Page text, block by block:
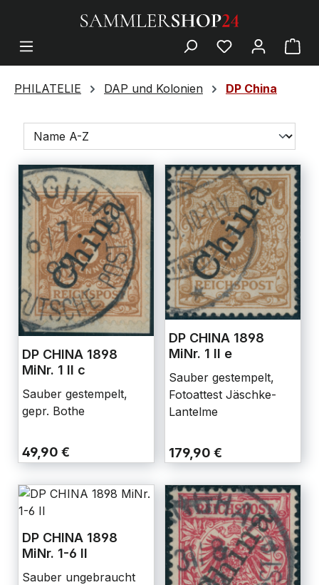
PHILATELIE DAP und Kolonien DP China
DP CHINA 1898
MiNr. 1 II c
Sauber gestempelt,
gepr. Bothe
49,90 €
DP CHINA 1898
MiNr. 1 II e
Sauber gestempelt,
Fotoattest Jäschke-
Lantelme
179,90 €
DP CHINA 1898
MiNr. 1-6 II
Sauber ungebraucht